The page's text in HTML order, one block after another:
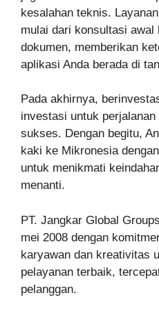
kesalahan teknis.
mulai dari konsultasi awal
dokumen, memberikan
aplikasi Anda berada di
Pada akhirnya,
investasi untuk
sukses. Dengan begitu,
kaki ke Mikronesia
untuk menikmati
menanti.
PT. Jangkar Global
mei 2008 dengan
karyawan dan kreativitas
pelayanan terbaik,
pelanggan.